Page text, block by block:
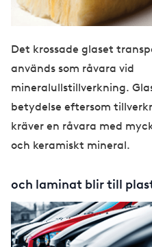
Det krossade glaset
används som råvara vid
mineralullstillverkning.
betydelse eftersom
kräver en råvara med
och keramiskt mineral.
och laminat blir till